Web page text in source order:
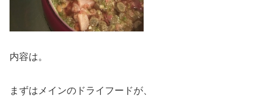
内容は。
まずはメインのドライフードが、